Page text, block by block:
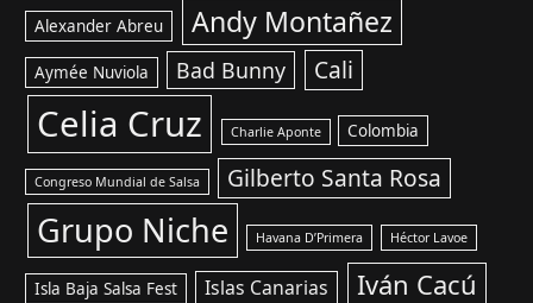
Alexander Abreu Andy Montañez
Aymée Nuviola Bad Bunny Cali
Celia Cruz Charlie Aponte Colombia
Congreso Mundial de Salsa Gilberto Santa Rosa
Grupo Niche Havana D’Primera Héctor Lavoe
Isla Baja Salsa Fest Islas Canarias Iván Cacú